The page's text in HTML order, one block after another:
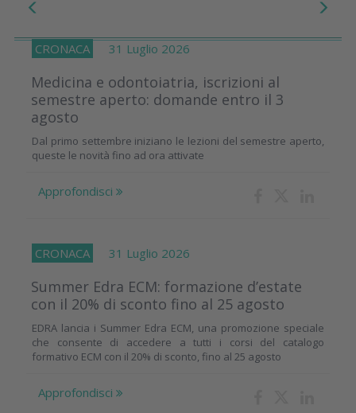
CRONACA 31 Luglio 2026
Medicina e odontoiatria, iscrizioni al
semestre aperto: domande entro il 3
agosto
Dal primo settembre iniziano le lezioni del semestre aperto,
queste le novità fino ad ora attivate
Approfondisci
CRONACA 31 Luglio 2026
Summer Edra ECM: formazione d’estate
con il 20% di sconto fino al 25 agosto
EDRA lancia i Summer Edra ECM, una promozione speciale
che consente di accedere a tutti i corsi del catalogo
formativo ECM con il 20% di sconto, fino al 25 agosto
Approfondisci